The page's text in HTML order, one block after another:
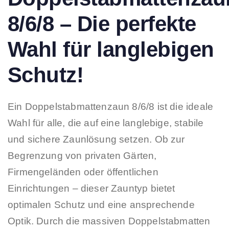
8/6/8 – Die perfekte
Wahl für langlebigen
Schutz!
Ein Doppelstabmattenzaun 8/6/8 ist die ideale
Wahl für alle, die auf eine langlebige, stabile
und sichere Zaunlösung setzen. Ob zur
Begrenzung von privaten Gärten,
Firmengeländen oder öffentlichen
Einrichtungen – dieser Zauntyp bietet
optimalen Schutz und eine ansprechende
Optik. Durch die massiven Doppelstabmatten